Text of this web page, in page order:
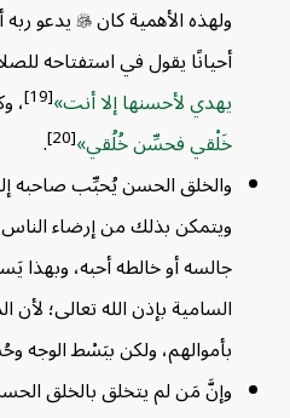
ولهذه الأهمية كانيدعو ربه أن
أحيانًا يقول في استفتاحه للصلاة:
يهدي لأحسنها إلا أنت [19] ، وكان
خَلْقي فحسِّن خُلُقي [20]
.
والخلق الحسن يُحبِّب صاحبه إلى
ويتمكن بذلك من إرضاء الناس
جالسه أو خالطه أحبه، وبهذا
السامية بإذن الله تعالى؛ لأن
بأموالهم، ولكن ببَسْط الوجه وحُسْن
وإنَّ مَن لم يتخلق بالخلق الحسن